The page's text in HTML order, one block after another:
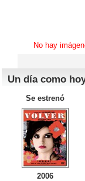
Videos
Noticias
Iniciar
No hay
Un día como
Se estrenó
2006